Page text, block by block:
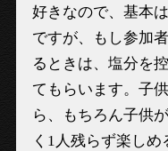
好きなので、基本
ですが、もし参加
るときは、塩分を
てもらいます。子
ら、もちろん子供
く1人残らず楽しめ